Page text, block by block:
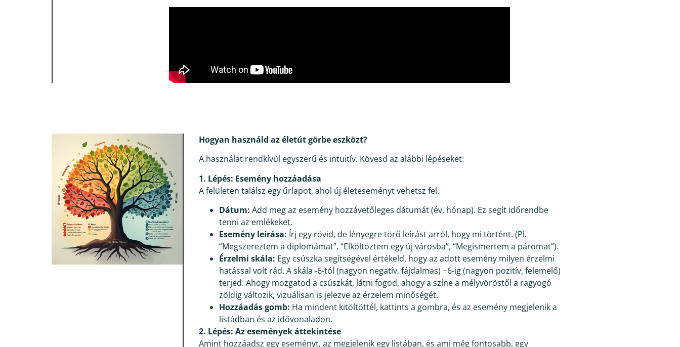
Hogyan használd az életút görbe eszközt?
A használat rendkívül egyszerű és intuitív. Kövesd az alábbi lépéseket:
1. Lépés: Esemény hozzáadása
A felületen találsz egy űrlapot, ahol új életeseményt vehetsz fel.
Dátum: Add meg az esemény hozzávetőleges dátumát (év, hónap). Ez segít időrendbe
tenni az emlékeket.
Esemény leírása: Írj egy rövid, de lényegre törő leírást arról, hogy mi történt. (Pl.
“Megszereztem a diplomámat”, “Elköltöztem egy új városba”, “Megismertem a páromat”).
Érzelmi skála: Egy csúszka segítségével értékeld, hogy az adott esemény milyen érzelmi
hatással volt rád. A skála -6-tól (nagyon negatív, fájdalmas) +6-ig (nagyon pozitív, felemelő)
terjed. Ahogy mozgatod a csúszkát, látni fogod, ahogy a színe a mélyvöröstől a ragyogó
zöldig változik, vizuálisan is jelezve az érzelem minőségét.
Hozzáadás gomb: Ha mindent kitöltöttél, kattints a gombra, és az esemény megjelenik a
listádban és az idővonaladon.
2. Lépés: Az események áttekintése
Amint hozzáadsz egy eseményt, az megjelenik egy listában, és ami még fontosabb, egy